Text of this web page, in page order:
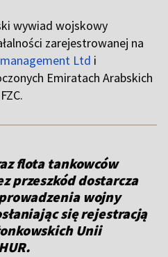
wywiad wojskowy
zarejestrowanej na
Ltd i
Emiratach Arabskich
flota tankowców
przeszkód dostarcza
wojny
się rejestracją
Unii